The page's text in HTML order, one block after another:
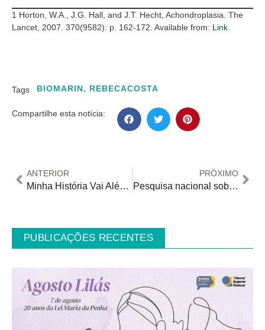
1 Horton, W.A., J.G. Hall, and J.T. Hecht, Achondroplasia. The
Lancet, 2007. 370(9582): p. 162-172. Available from: Link.
Tags BIOMARIN, REBECACOSTA
Compartilhe esta notícia:
ANTERIOR
Minha História Vai Além: campanha de conscientização chama atenção para acondroplasia
PRÓXIMO
Pesquisa nacional sobre inclusão de pessoas com deficiência no mercado de trabalho segue até 3/11
PUBLICAÇÕES RECENTES